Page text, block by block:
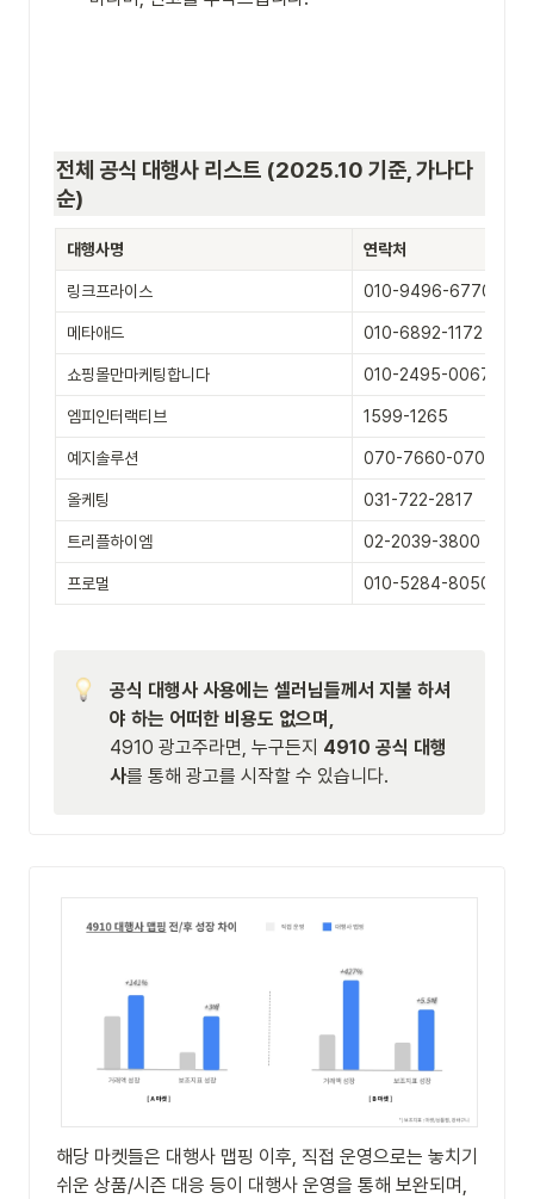
전체 공식 대행사 리스트 (2025.10 기준, 가나다
순)
대행사명 연락처
링크프라이스 010-9496-6770
메타애드 010-6892-1172
쇼핑몰만마케팅합니다 010-2495-0067
엠피인터랙티브 1599-1265
예지솔루션 070-7660-0700
올케팅 031-722-2817
트리플하이엠 02-2039-3800
프로멀 010-5284-8050
공식 대행사 사용에는 셀러님들께서 지불 하셔
4910 광고주라면, 누구든지 4910 공식 대행
사를 통해 광고를 시작할 수 있습니다.
해당 마켓들은 대행사 맵핑 이후, 직접 운영으로는 놓치기